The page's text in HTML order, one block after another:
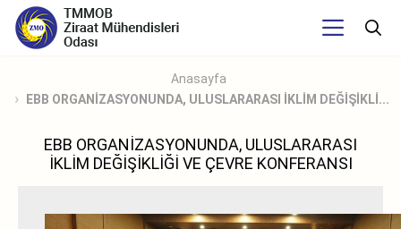
Anasayfa
EBB ORGANİZASYONUNDA, ULUSLARARASI İKLİM DEĞİŞİKLİ...
EBB ORGANİZASYONUNDA, ULUSLARARASI
İKLİM DEĞİŞİKLİĞİ VE ÇEVRE KONFERANSI